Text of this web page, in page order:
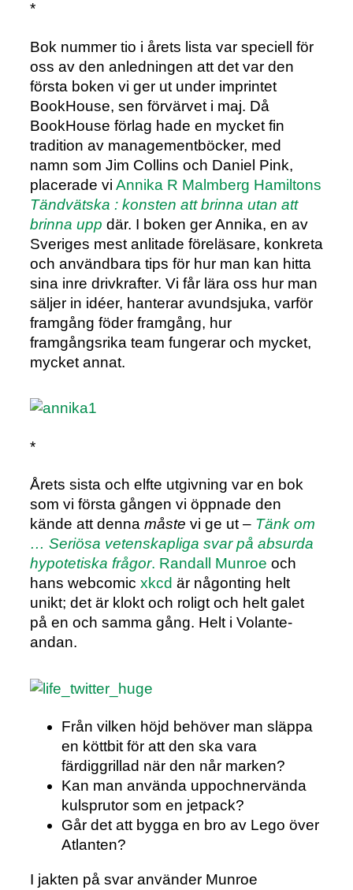
*
Bok nummer tio i årets lista var speciell för
oss av den anledningen att det var den
första boken vi ger ut under imprintet
BookHouse, sen förvärvet i maj. Då
BookHouse förlag hade en mycket fin
tradition av managementböcker, med
namn som Jim Collins och Daniel Pink,
placerade vi Annika R Malmberg Hamiltons
Tändvätska : konsten att brinna utan att
brinna upp där. I boken ger Annika, en av
Sveriges mest anlitade föreläsare, konkreta
och användbara tips för hur man kan hitta
sina inre drivkrafter. Vi får lära oss hur man
säljer in idéer, hanterar avundsjuka, varför
framgång föder framgång, hur
framgångsrika team fungerar och mycket,
mycket annat.
*
Årets sista och elfte utgivning var en bok
som vi första gången vi öppnade den
kände att denna måste vi ge ut – Tänk om
… Seriösa vetenskapliga svar på absurda
hypotetiska frågor. Randall Munroe och
hans webcomic xkcd är någonting helt
unikt; det är klokt och roligt och helt galet
på en och samma gång. Helt i Volante-
andan.
Från vilken höjd behöver man släppa
en köttbit för att den ska vara
färdiggrillad när den når marken?
Kan man använda uppochnervända
kulsprutor som en jetpack?
Går det att bygga en bro av Lego över
Atlanten?
I jakten på svar använder Munroe